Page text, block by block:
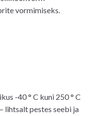
vormimiseks.
-40 ° C kuni 250 ° C
lihtsalt pestes seebi ja